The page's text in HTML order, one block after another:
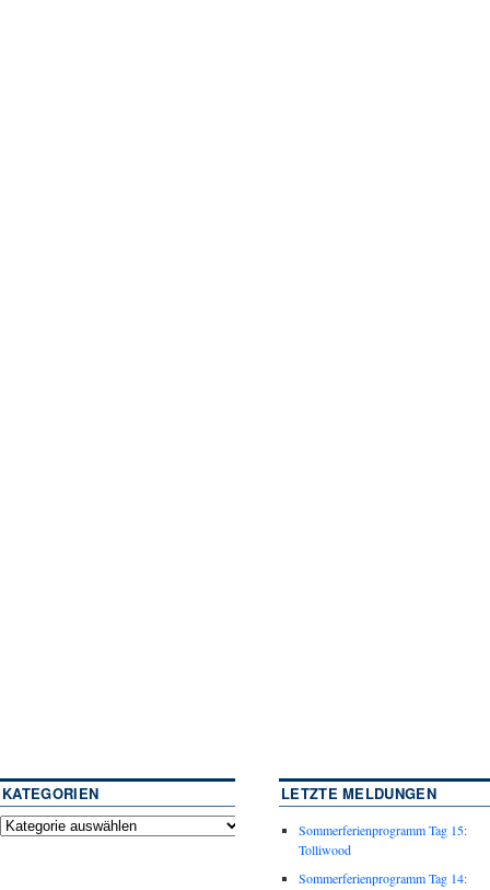
KATEGORIEN LETZTE MELDUNGEN
Sommerferienprogramm Tag 15:
Tolliwood
Sommerferienprogramm Tag 14: